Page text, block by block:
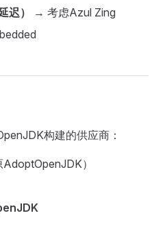
迟）
→ 考虑Azul Zing
构建的供应商：
AdoptOpenJDK）